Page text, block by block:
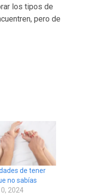
los tipos de
pero de
de tener
no sabías
2024